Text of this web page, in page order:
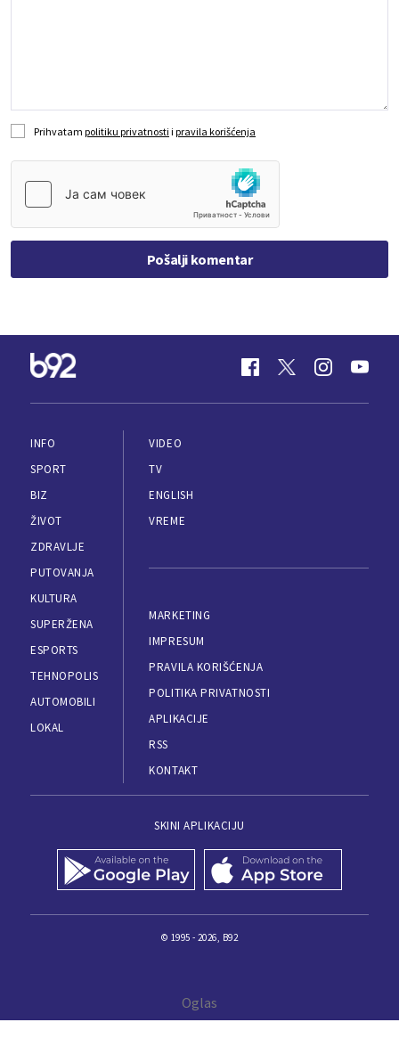
Prihvatam politiku privatnosti i pravila korišćenja
Pošalji komentar
INFO
SPORT
BIZ
ŽIVOT
ZDRAVLJE
PUTOVANJA
KULTURA
SUPERŽENA
ESPORTS
TEHNOPOLIS
AUTOMOBILI
LOKAL
VIDEO
TV
ENGLISH
VREME
MARKETING
IMPRESUM
PRAVILA KORIŠĆENJA
POLITIKA PRIVATNOSTI
APLIKACIJE
RSS
KONTAKT
SKINI APLIKACIJU
© 1995 - 2026, B92